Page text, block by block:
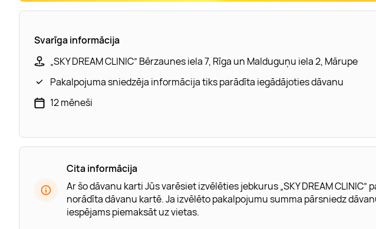
Svarīga informācija
„SKY DREAM CLINIC” Bērzaunes iela 7, Rīga un Malduguņu iela 2, Mārupe
Pakalpojuma sniedzēja informācija tiks parādīta iegādājoties dāvanu
12 mēneši
Cita informācija
Ar šo dāvanu karti Jūs varēsiet izvēlēties jebkurus „SKY DREAM
norādīta dāvanu kartē. Ja izvēlēto pakalpojumu summa pārsniedz
iespējams piemaksāt uz vietas.